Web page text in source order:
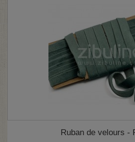
Ruban de velours -